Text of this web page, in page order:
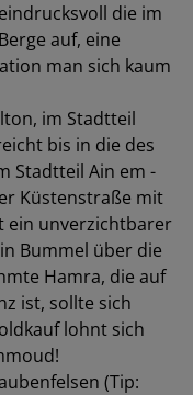
die im
auf, eine
man sich kaum
im Stadtteil
bis in die des
Stadtteil Ain em -
Küstenstraße mit
ein unverzichtbarer
Bummel über die
Hamra, die auf
ist, sollte sich
lohnt sich
(Tip: